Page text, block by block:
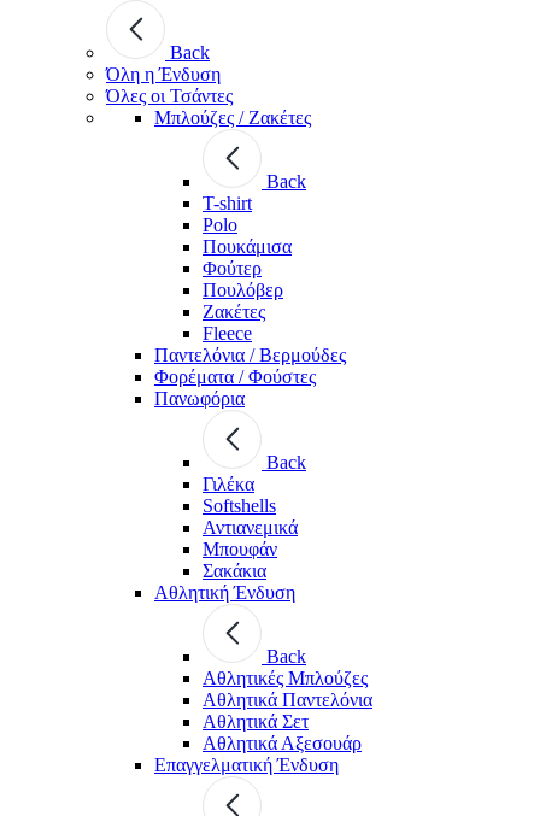
Back
Όλη η Ένδυση
Όλες οι Τσάντες
Μπλούζες / Ζακέτες
Back
T-shirt
Polo
Πουκάμισα
Φούτερ
Πουλόβερ
Ζακέτες
Fleece
Παντελόνια / Βερμούδες
Φορέματα / Φούστες
Πανωφόρια
Back
Γιλέκα
Softshells
Αντιανεμικά
Μπουφάν
Σακάκια
Αθλητική Ένδυση
Back
Aθλητικές Μπλούζες
Αθλητικά Παντελόνια
Αθλητικά Σετ
Αθλητικά Αξεσουάρ
Επαγγελματική Ένδυση